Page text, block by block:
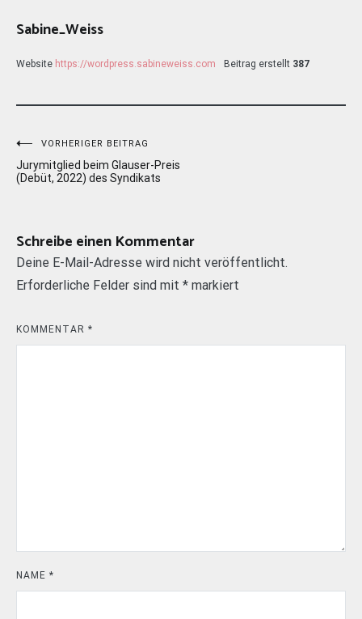
Sabine_Weiss
Website https://wordpress.sabineweiss.com Beitrag erstellt 387
Beitragsnavigation
VORHERIGER BEITRAG
Jurymitglied beim Glauser-Preis
(Debüt, 2022) des Syndikats
Schreibe einen Kommentar
Deine E-Mail-Adresse wird nicht veröffentlicht.
Erforderliche Felder sind mit * markiert
KOMMENTAR *
NAME *